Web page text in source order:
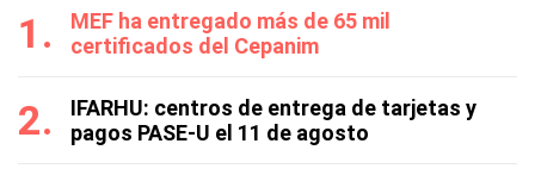
MEF ha entregado más de 65 mil
certificados del Cepanim
IFARHU: centros de entrega de tarjetas y
pagos PASE-U el 11 de agosto